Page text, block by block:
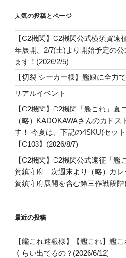
人気の投稿とページ
【C2機関】C2機関公式横須賀遠
年展開、2/7(土)より開始予定の
ます！(2026/2/5)
【切裂 シーカー様】艦娘に全力
リアルイベント
【C2機関】C2機関「艦これ」夏
（略）KADOKAWAさんのカドス
す！ 今夏は、下記の4SKU(セッ
【C108】(2026/8/7)
【C2機関】C2機関公式遠征「艦
賀鎮守府 次週末より（略）カレ
賀鎮守府展開を含む第三作戦段階
最近の投稿
【艦これ速報様】【艦これ】艦
くらい出てるの？(2026/6/12)